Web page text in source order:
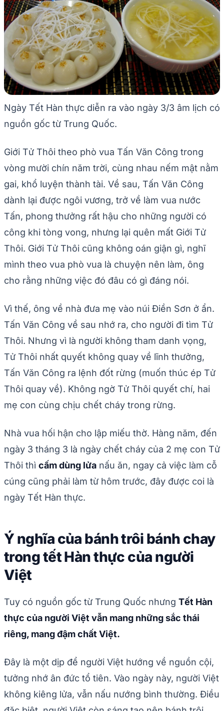
Ngày Tết Hàn thực diễn ra vào ngày 3/3 âm lịch có
nguồn gốc từ Trung Quốc.
Giới Tử Thôi theo phò vua Tấn Văn Công trong
vòng mười chín năm trời, cùng nhau nếm mật nằm
gai, khổ luyện thành tài. Về sau, Tấn Văn Công
dành lại được ngôi vương, trở về làm vua nước
Tấn, phong thưởng rất hậu cho những người có
công khi tòng vong, nhưng lại quên mất Giới Tử
Thôi. Giới Tử Thôi cũng không oán giận gì, nghĩ
mình theo vua phò vua là chuyện nên làm, ông
cho rằng những việc đó đâu có gì đáng nói.
Vì thế, ông về nhà đưa mẹ vào núi Điền Sơn ở ẩn.
Tấn Văn Công về sau nhớ ra, cho người đi tìm Tử
Thôi. Nhưng vì là người không tham danh vọng,
Tử Thôi nhất quyết không quay về lĩnh thưởng,
Tấn Văn Công ra lệnh đốt rừng (muốn thúc ép Tử
Thôi quay về). Không ngờ Tử Thôi quyết chí, hai
mẹ con cùng chịu chết cháy trong rừng.
Nhà vua hối hận cho lập miếu thờ. Hàng năm, đến
ngày 3 tháng 3 là ngày chết cháy của 2 mẹ con Tử
Thôi thì cấm dùng lửa nấu ăn, ngay cả việc làm cỗ
cúng cũng phải làm từ hôm trước, đây được coi là
ngày Tết Hàn thực.
Ý nghĩa của bánh trôi bánh chay
trong tết Hàn thực của người
Việt
Tuy có nguồn gốc từ Trung Quốc nhưng Tết Hàn
thực của người Việt vẫn mang những sắc thái
riêng, mang đậm chất Việt.
Đây là một dịp để người Việt hướng về nguồn cội,
tưởng nhớ ân đức tổ tiên. Vào ngày này, người Việt
không kiêng lửa, vẫn nấu nướng bình thường. Điều